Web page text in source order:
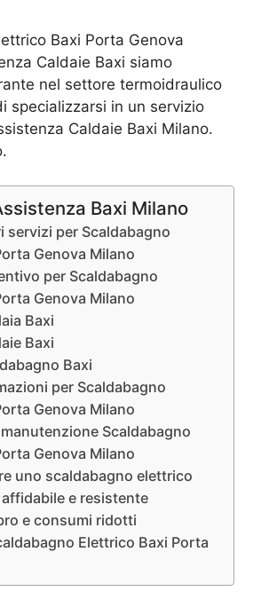
Baxi Porta Genova
Caldaie Baxi siamo
nel settore termoidraulico
specializzarsi in un servizio
Caldaie Baxi Milano.
Baxi Milano
servizi per Scaldabagno
Genova Milano
per Scaldabagno
Genova Milano
Baxi
Baxi
Baxi
per Scaldabagno
Genova Milano
Scaldabagno
Genova Milano
uno scaldabagno elettrico
e resistente
e consumi ridotti
Elettrico Baxi Porta